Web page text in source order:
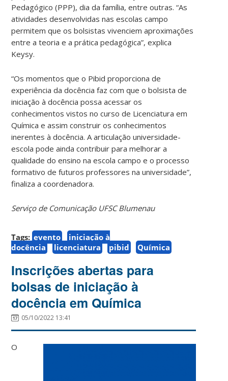
Pedagógico (PPP), dia da família, entre outras. “As
atividades desenvolvidas nas escolas campo
permitem que os bolsistas vivenciem aproximações
entre a teoria e a prática pedagógica”, explica
Keysy.
“Os momentos que o Pibid proporciona de
experiência da docência faz com que o bolsista de
iniciação à docência possa acessar os
conhecimentos vistos no curso de Licenciatura em
Química e assim construir os conhecimentos
inerentes à docência. A articulação universidade-
escola pode ainda contribuir para melhorar a
qualidade do ensino na escola campo e o processo
formativo de futuros professores na universidade”,
finaliza a coordenadora.
Serviço de Comunicação UFSC Blumenau
Tags: evento
iniciação à
docência
licenciatura pibid Química
Inscrições abertas para
bolsas de iniciação à
docência em Química
05/10/2022 13:41
O